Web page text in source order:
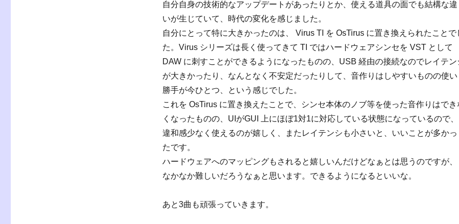
自分自身の技術的なアップデートがあったりとか、使える道具の面でも結構な違
いが生じていて、時代の変化を感じました。
自分にとって特に大きかったのは、 Virus TI を OsTirus に置き換えられたことで
た。Virus シリーズは長く使ってきて TI ではハードウェアシンセを VST として
DAW に刺すことができるようになったものの、USB 経由の接続なのでレイテン
が大きかったり、なんとなく不安定だったりして、音作りはしやすいものの使い
勝手が今ひとつ、という感じでした。
これを OsTirus に置き換えたことで、シンセ本体のノブ等を使った音作りはでき
くなったものの、UIがGUI 上にほぼ1対1に対応している状態になっているので、
違和感少なく使えるのが嬉しく、またレイテンシも小さいと、いいことが多かっ
たです。
ハードウェアへのマッピングもされると嬉しいんだけどなぁとは思うのですが、
なかなか難しいだろうなぁと思います。できるようになるといいな。
あと3曲も頑張っていきます。